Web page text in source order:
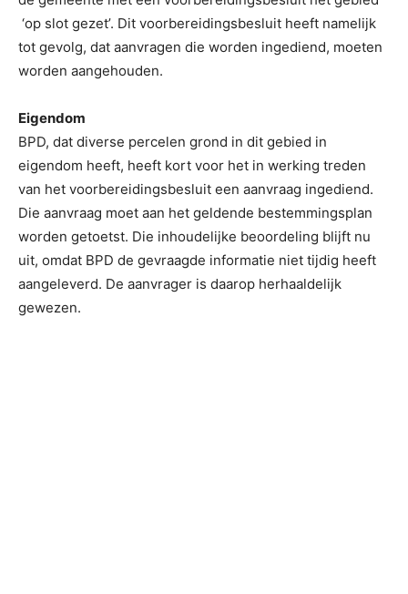
‘op slot gezet’. Dit voorbereidingsbesluit heeft namelijk
tot gevolg, dat aanvragen die worden ingediend, moeten
worden aangehouden.
Eigendom
BPD, dat diverse percelen grond in dit gebied in
eigendom heeft, heeft kort voor het in werking treden
van het voorbereidingsbesluit een aanvraag ingediend.
Die aanvraag moet aan het geldende bestemmingsplan
worden getoetst. Die inhoudelijke beoordeling blijft nu
uit, omdat BPD de gevraagde informatie niet tijdig heeft
aangeleverd. De aanvrager is daarop herhaaldelijk
gewezen.